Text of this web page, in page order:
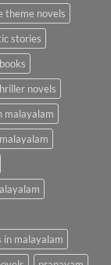
theme novels
stories
novels
malayalam
in malayalam